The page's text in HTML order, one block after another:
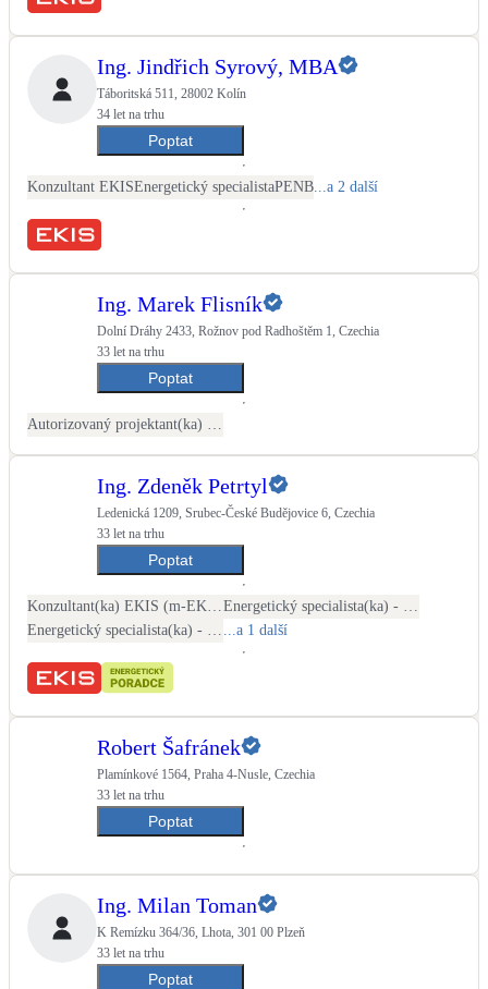
Ing. Jindřich Syrový, MBA
Táboritská 511, 28002 Kolín
34 let na trhu
Poptat
Konzultant EKISEnergetický specialistaPENB ...a 2 další
Ing. Marek Flisník
Dolní Dráhy 2433, Rožnov pod Radhoštěm 1, Czechia
33 let na trhu
Poptat
Ing. Zdeněk Petrtyl
Ledenická 1209, Srubec-České Budějovice 6, Czechia
33 let na trhu
Poptat
...a 1 další
Robert Šafránek
Plamínkové 1564, Praha 4-Nusle, Czechia
33 let na trhu
Poptat
Ing. Milan Toman
K Remízku 364/36, Lhota, 301 00 Plzeň
33 let na trhu
Poptat